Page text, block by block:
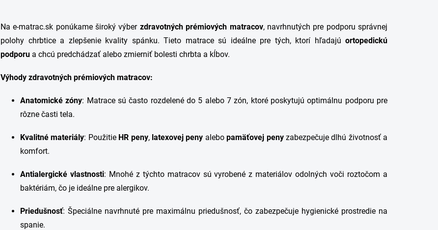
l
á
a
r
v
s
Na e-matrac.sk ponúkame široký výber zdravotných prémiových matracov, navrhnutých pre podporu správnej
polohy chrbtice a zlepšenie kvality spánku. Tieto matrace sú ideálne pre tých, ktorí hľadajú ortopedickú
podporu a chcú predchádzať alebo zmierniť bolesti chrbta a kĺbov.
Výhody zdravotných prémiových matracov:
Anatomické zóny: Matrace sú často rozdelené do 5 alebo 7 zón, ktoré poskytujú optimálnu podporu pre
rôzne časti tela.
Kvalitné materiály: Použitie HR peny, latexovej peny alebopamäťovej penyzabezpečuje dlhú životnosť a
komfort.
Antialergické vlastnosti: Mnohé z týchto matracov sú vyrobené z materiálov odolných voči roztočom a
baktériám, čo je ideálne pre alergikov.
Priedušnosť: Špeciálne navrhnuté pre maximálnu priedušnosť, čo zabezpečuje hygienické prostredie na
spanie.